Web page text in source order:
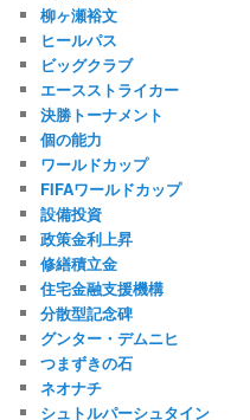
柳ヶ瀬裕文
ヒールパス
ビッグクラブ
エースストライカー
決勝トーナメント
個の能力
ワールドカップ
FIFAワールドカップ
設備投資
政策金利上昇
修繕積立金
住宅金融支援機構
分散型記念碑
グンター・デムニヒ
つまずきの石
ネオナチ
シュトルパーシュタイン